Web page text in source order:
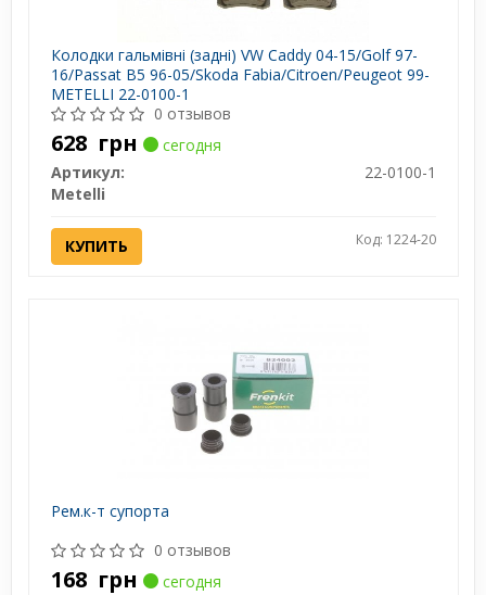
Колодки гальмівні (задні) VW Caddy 04-15/Golf 97-
16/Passat B5 96-05/Skoda Fabia/Citroen/Peugeot 99-
METELLI 22-0100-1
0 отзывов
628 грн
сегодня
Артикул:
22-0100-1
Metelli
КУПИТЬ Код: 1224-20
Рем.к-т супорта
0 отзывов
168 грн
сегодня